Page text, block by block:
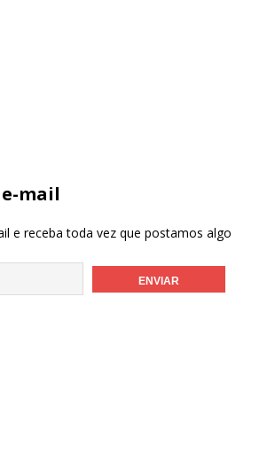
mail
e receba toda vez que postamos algo